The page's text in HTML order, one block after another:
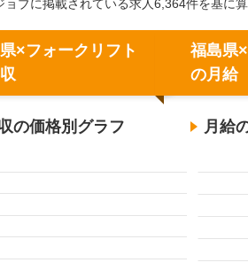
ョブに掲載されている求人6,364件を基に
×フォークリフト
の価格別グラフ
福島県
の月給
月給